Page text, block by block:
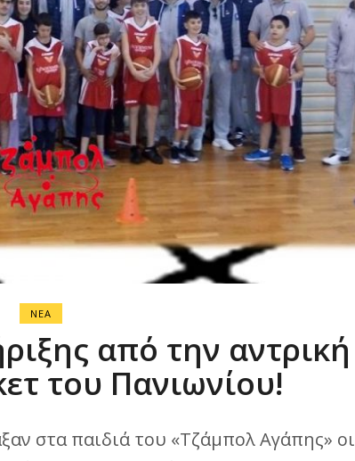
ΝΕΑ
από την αντρική
του Πανιωνίου!
στα παιδιά του «Τζάμπολ Αγάπης» οι